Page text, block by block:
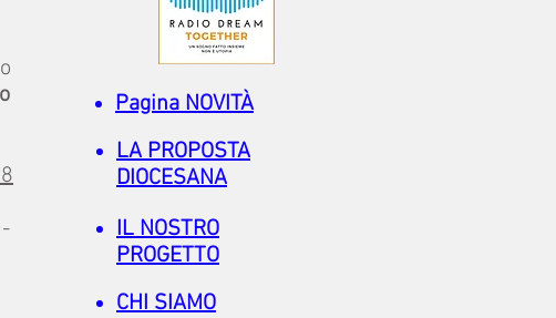
-
Pagina NOVITÀ
LA PROPOSTA
DIOCESANA
IL NOSTRO
PROGETTO
CHI SIAMO